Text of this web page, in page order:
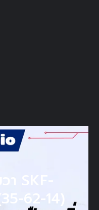
า SKF-
62-14)